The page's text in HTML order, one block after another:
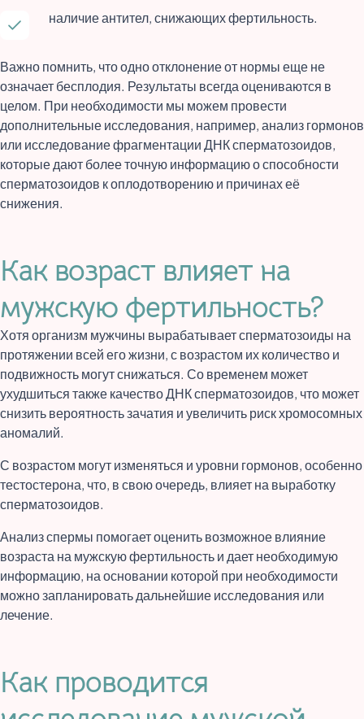
наличие антител, снижающих фертильность.
Важно помнить, что одно отклонение от нормы еще не
означает бесплодия. Результаты всегда оцениваются в
целом. При необходимости мы можем провести
дополнительные исследования, например, анализ гормонов
или исследование фрагментации ДНК сперматозоидов,
которые дают более точную информацию о способности
сперматозоидов к оплодотворению и причинах её
снижения.
Как возраст влияет на
мужскую фертильность?
Хотя организм мужчины вырабатывает сперматозоиды на
протяжении всей его жизни, с возрастом их количество и
подвижность могут снижаться. Со временем может
ухудшиться также качество ДНК сперматозоидов, что может
снизить вероятность зачатия и увеличить риск хромосомных
аномалий.
С возрастом могут изменяться и уровни гормонов, особенно
тестостерона, что, в свою очередь, влияет на выработку
сперматозоидов.
Анализ спермы помогает оценить возможное влияние
возраста на мужскую фертильность и дает необходимую
информацию, на основании которой при необходимости
можно запланировать дальнейшие исследования или
лечение.
Как проводится